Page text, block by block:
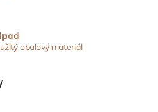
obalový materiál